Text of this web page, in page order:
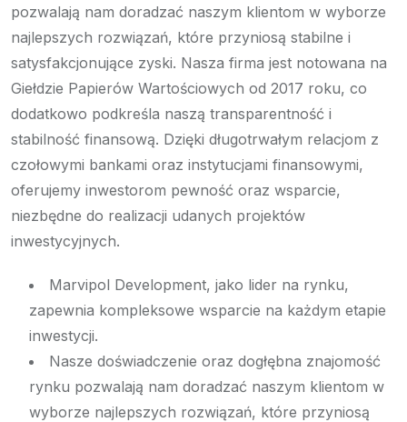
pozwalają nam doradzać naszym klientom w wyborze
najlepszych rozwiązań, które przyniosą stabilne i
satysfakcjonujące zyski. Nasza firma jest notowana na
Giełdzie Papierów Wartościowych od 2017 roku, co
dodatkowo podkreśla naszą transparentność i
stabilność finansową. Dzięki długotrwałym relacjom z
czołowymi bankami oraz instytucjami finansowymi,
oferujemy inwestorom pewność oraz wsparcie,
niezbędne do realizacji udanych projektów
inwestycyjnych.
Marvipol Development, jako lider na rynku,
zapewnia kompleksowe wsparcie na każdym etapie
inwestycji.
Nasze doświadczenie oraz dogłębna znajomość
rynku pozwalają nam doradzać naszym klientom w
wyborze najlepszych rozwiązań, które przyniosą